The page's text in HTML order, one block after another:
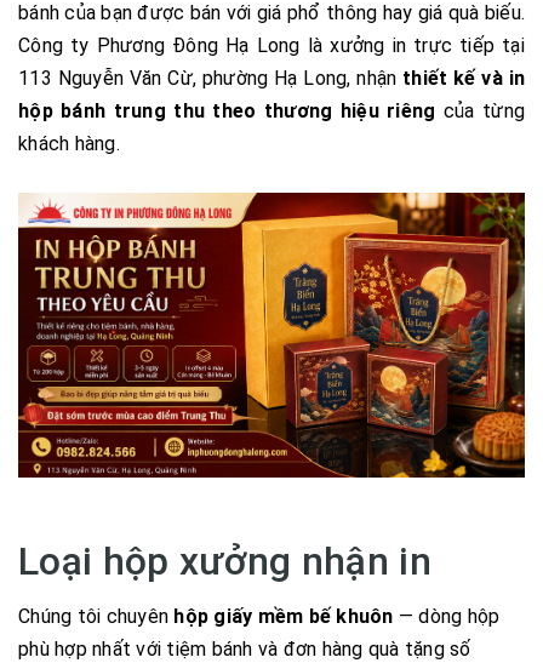
bánh của bạn được bán với giá phổ thông hay giá quà biếu.
Công ty Phương Đông Hạ Long là xưởng in trực tiếp tại
113 Nguyễn Văn Cừ, phường Hạ Long, nhận thiết kế và in
hộp bánh trung thu theo thương hiệu riêng của từng
khách hàng.
Loại hộp xưởng nhận in
Chúng tôi chuyên hộp giấy mềm bế khuôn — dòng hộp
phù hợp nhất với tiệm bánh và đơn hàng quà tặng số